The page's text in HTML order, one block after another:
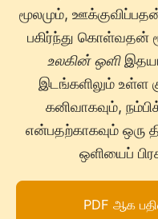
மூலமும்,
பகிர்ந்து கொள்வதன்
உலகின் ஒளி
இடங்களிலும் உள்ள
கனிவாகவும்,
என்பதற்காகவும் ஒரு
ஒளியைப்
PDF ஆக